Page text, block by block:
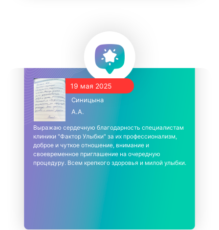
19 мая 2025
Синицына
А.А.
Выражаю сердечную благодарность специалистам
клиники "Фактор Улыбки" за их профессионализм,
доброе и чуткое отношение, внимание и
своевременное приглашение на очередную
процедуру. Всем крепкого здоровья и милой улыбки.